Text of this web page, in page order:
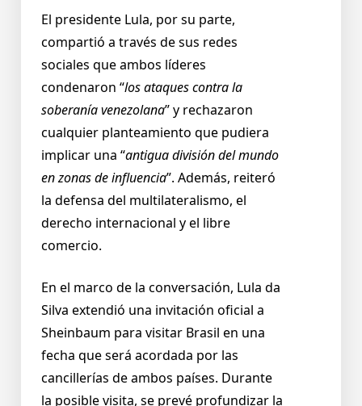
El presidente Lula, por su parte,
compartió a través de sus redes
sociales que ambos líderes
condenaron “los ataques contra la
soberanía venezolana” y rechazaron
cualquier planteamiento que pudiera
implicar una “antigua división del mundo
en zonas de influencia”. Además, reiteró
la defensa del multilateralismo, el
derecho internacional y el libre
comercio.
En el marco de la conversación, Lula da
Silva extendió una invitación oficial a
Sheinbaum para visitar Brasil en una
fecha que será acordada por las
cancillerías de ambos países. Durante
la posible visita, se prevé profundizar la